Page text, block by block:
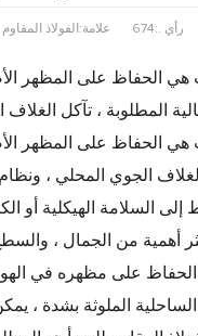
رأي .:674 علامة:الفولاذ
الحفاظ على المظهر
الحفاظ على المظهر
الغلاف الجوي المحلي ،
السلامة الهيكلية أو
على مظهره في
الساحلية الملوثة